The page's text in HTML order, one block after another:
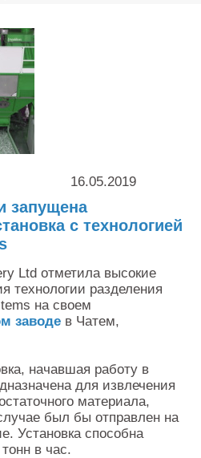
16.05.2019
запущена
с технологией
Ltd отметила высокие
технологии разделения
на своем
заводе в Чатем,
начавшая работу в
для извлечения
материала,
был бы отправлен на
Установка способна
в час.